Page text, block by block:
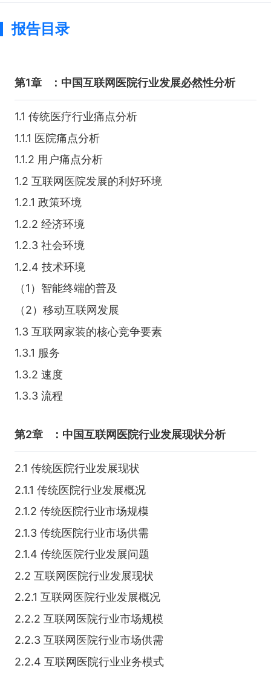
报告目录
第1章 ：中国互联网医院行业发展必然性分析
1.1 传统医疗行业痛点分析
1.1.1 医院痛点分析
1.1.2 用户痛点分析
1.2 互联网医院发展的利好环境
1.2.1 政策环境
1.2.2 经济环境
1.2.3 社会环境
1.2.4 技术环境
（1）智能终端的普及
（2）移动互联网发展
1.3 互联网家装的核心竞争要素
1.3.1 服务
1.3.2 速度
1.3.3 流程
第2章 ：中国互联网医院行业发展现状分析
2.1 传统医院行业发展现状
2.1.1 传统医院行业发展概况
2.1.2 传统医院行业市场规模
2.1.3 传统医院行业市场供需
2.1.4 传统医院行业发展问题
2.2 互联网医院行业发展现状
2.2.1 互联网医院行业发展概况
2.2.2 互联网医院行业市场规模
2.2.3 互联网医院行业市场供需
2.2.4 互联网医院行业业务模式